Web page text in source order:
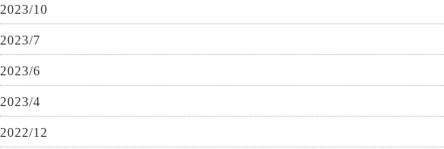
2023/10
2023/7
2023/6
2023/4
2022/12